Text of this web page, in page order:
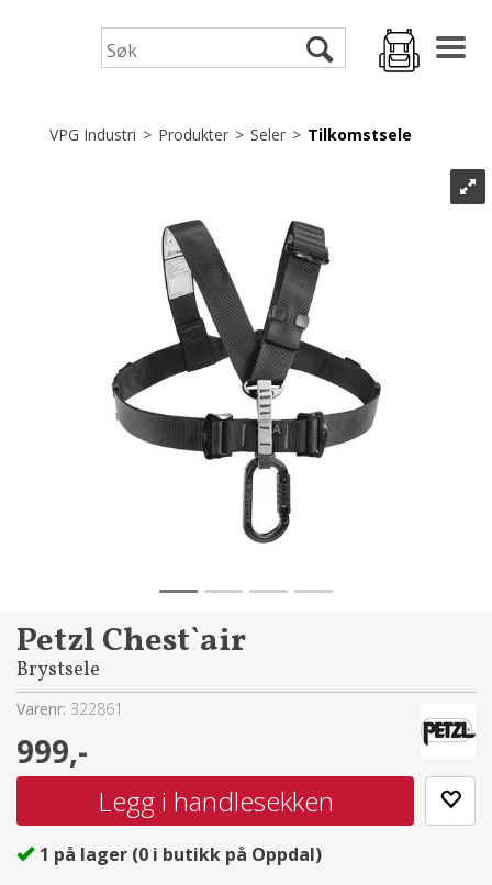
VPG Industri>Produkter>Seler>Tilkomstsele
Petzl Chest`air
Brystsele
Varenr: 322861
999,-
1 på lager (0 i butikk på Oppdal)